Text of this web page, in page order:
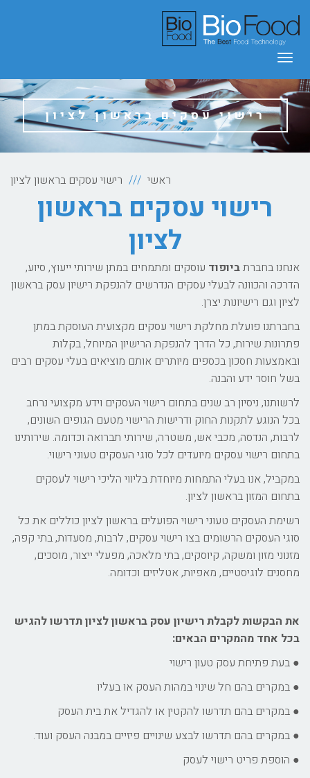
תפריט
רישוי עסקים בראשון לציון
ראשי רישוי עסקים בראשון לציון
רישוי עסקים בראשון
לציון
אנחנו בחברתביופוד עוסקים ומתמחים במתן שירותי ייעוץ, סיוע,
הדרכה והכוונה לבעלי עסקים הנדרשים להנפקת רישיון עסק בראשון
לציון וגם רישיונות יצרן.
בחברתנו פועלת מחלקת רישוי עסקים מקצועית העוסקת במתן
פתרונות שירות, כל הדרך להנפקת הרישיון המיוחל, בקלות
ובאמצעות חסכון בכספים מיותרים אותם מוציאים בעלי עסקים רבים
בשל חוסר ידע והבנה.
לרשותנו, ניסיון רב שנים בתחום רישוי העסקים וידע מקצועי נרחב
בכל הנוגע לתקנות החוק ודרישות הרישוי מטעם הגופים השונים,
לרבות, הנדסה, מכבי אש, משטרה, שירותי תברואה וכדומה. שירותינו
בתחום רישוי עסקים מיועדים לכל סוגי העסקים טעוני רישוי.
במקביל, אנו בעלי התמחות מיוחדת בליווי הליכי רישוי לעסקים
בתחום המזון בראשון לציון.
רשימת העסקים טעוני רישוי הפועלים בראשון לציון כוללים את כל
סוגי העסקים הרשומים בצו רישוי עסקים, לרבות, מסעדות, בתי קפה,
מזנוני מזון ומשקה, קיוסקים, בתי מלאכה, מפעלי ייצור, מוסכים,
מחסנים לוגיסטיים, מאפיות, אטליזים וכדומה.
את הבקשות לקבלת רישיון עסק בראשון לציון תדרשו להגיש
בכל אחד מהמקרים הבאים:
● בעת פתיחת עסק טעון רישוי
● במקרים בהם חל שינוי במהות העסק או בעליו
● במקרים בהם תדרשו להקטין או להגדיל את בית העסק
● במקרים בהם תדרשו לבצע שינויים פיזיים במבנה העסק ועוד.
● הוספת פריט רישוי לעסק